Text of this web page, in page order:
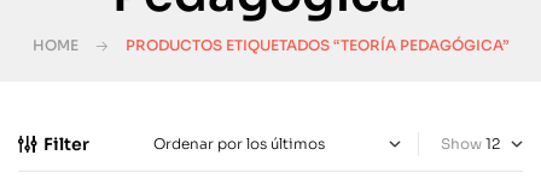
HOME PRODUCTOS ETIQUETADOS “TEORÍA PEDAGÓGICA”
Filter Show